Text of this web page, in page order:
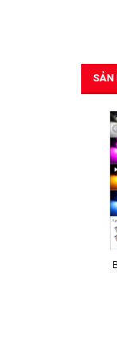
SẢN